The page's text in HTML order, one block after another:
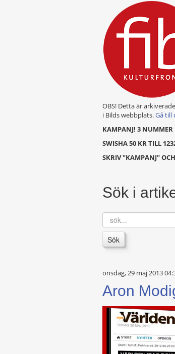
OBS! Detta är
i Bilds webbplats.Gå till
KAMPANJ! 3 NUMMER
SWISHA 50 KR TILL
SKRIV "KAMPANJ"
Sök i
sök...
Sök
onsdag, 29 maj 2013
Aron